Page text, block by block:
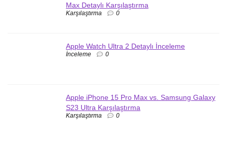
Max Detaylı Karşılaştırma
Karşılaştırma 0
Apple Watch Ultra 2 Detaylı İnceleme
İnceleme 0
Apple iPhone 15 Pro Max vs. Samsung Galaxy
S23 Ultra Karşılaştırma
Karşılaştırma 0